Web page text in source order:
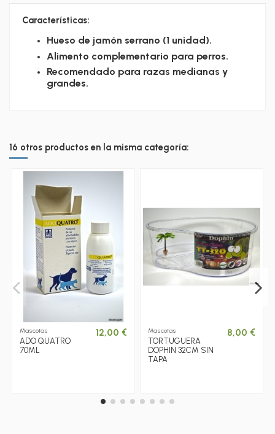
Características:
Hueso de jamón serrano (1 unidad).
Alimento complementario para perros.
Recomendado para razas medianas y
grandes.
16 otros productos en la misma categoría:
Mascotas
ADO QUATRO
70ML
12,00 € Mascotas
TORTUGUERA
DOPHIN 32CM SIN
TAPA
8,00 €